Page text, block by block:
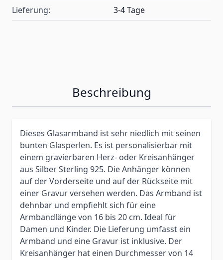
Lieferung:
3-4 Tage
Beschreibung
Dieses Glasarmband ist sehr niedlich mit seinen
bunten Glasperlen. Es ist personalisierbar mit
einem gravierbaren Herz- oder Kreisanhänger
aus Silber Sterling 925. Die Anhänger können
auf der Vorderseite und auf der Rückseite mit
einer Gravur versehen werden. Das Armband ist
dehnbar und empfiehlt sich für eine
Armbandlänge von 16 bis 20 cm. Ideal für
Damen und Kinder. Die Lieferung umfasst ein
Armband und eine Gravur ist inklusive. Der
Kreisanhänger hat einen Durchmesser von 14